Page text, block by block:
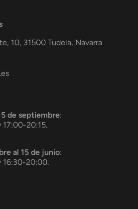
10, 31500 Tudela, Navarra
de septiembre:
17:00-20:15.
al 15 de junio:
16:30-20:00.